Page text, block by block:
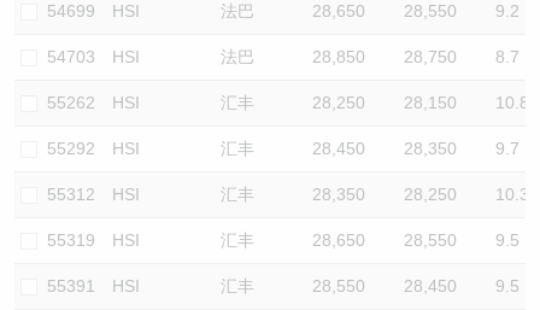
54699 HSI 法巴 28,650 28,550 9.2
54703 HSI 法巴 28,850 28,750 8.7
55262 HSI 汇丰 28,250 28,150 10.8
55292 HSI 汇丰 28,450 28,350 9.7
55312 HSI 汇丰 28,350 28,250 10.3
55319 HSI 汇丰 28,650 28,550 9.5
55391 HSI 汇丰 28,550 28,450 9.5